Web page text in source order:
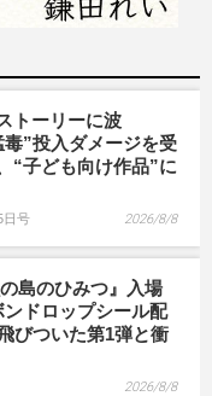
トーリーに波
”投入ダメージを受
“子ども向け作品”に
日号 2026/8/8
島のひみつ』入場
ドロップシール配
びついた第1弾と衝
2026/8/8